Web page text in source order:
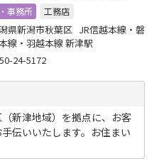
。
事務所 工務店
県新潟市秋葉区 JR信越本線・磐
線・羽越本線 新津駅
24-5172
新津地域）を拠点に、お客
伝いいたします。お住まい